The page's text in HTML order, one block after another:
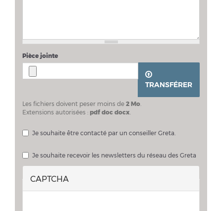
Pièce jointe
TRANSFÉRER
Les fichiers doivent peser moins de 2 Mo.
Extensions autorisées : pdf doc docx.
Je souhaite être contacté par un conseiller Greta.
Je souhaite recevoir les newsletters du réseau des Greta
CAPTCHA